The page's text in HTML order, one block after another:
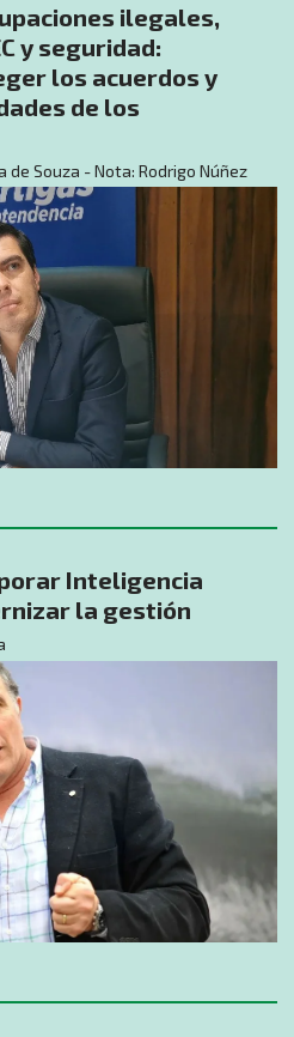
ilegales,
y seguridad:
los acuerdos y
de los
de Souza - Nota: Rodrigo Núñez
Inteligencia
la gestión